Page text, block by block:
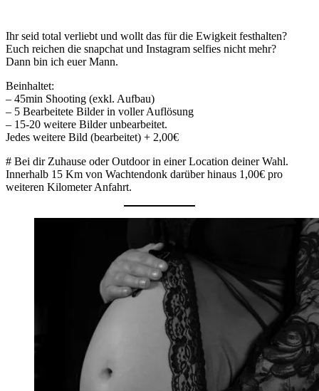
Ihr seid total verliebt und wollt das für die Ewigkeit festhalten?
Euch reichen die snapchat und Instagram selfies nicht mehr?
Dann bin ich euer Mann.
Beinhaltet:
– 45min Shooting (exkl. Aufbau)
– 5 Bearbeitete Bilder in voller Auflösung
– 15-20 weitere Bilder unbearbeitet.
Jedes weitere Bild (bearbeitet) + 2,00€
# Bei dir Zuhause oder Outdoor in einer Location deiner Wahl.
Innerhalb 15 Km von Wachtendonk darüber hinaus 1,00€ pro
weiteren Kilometer Anfahrt.